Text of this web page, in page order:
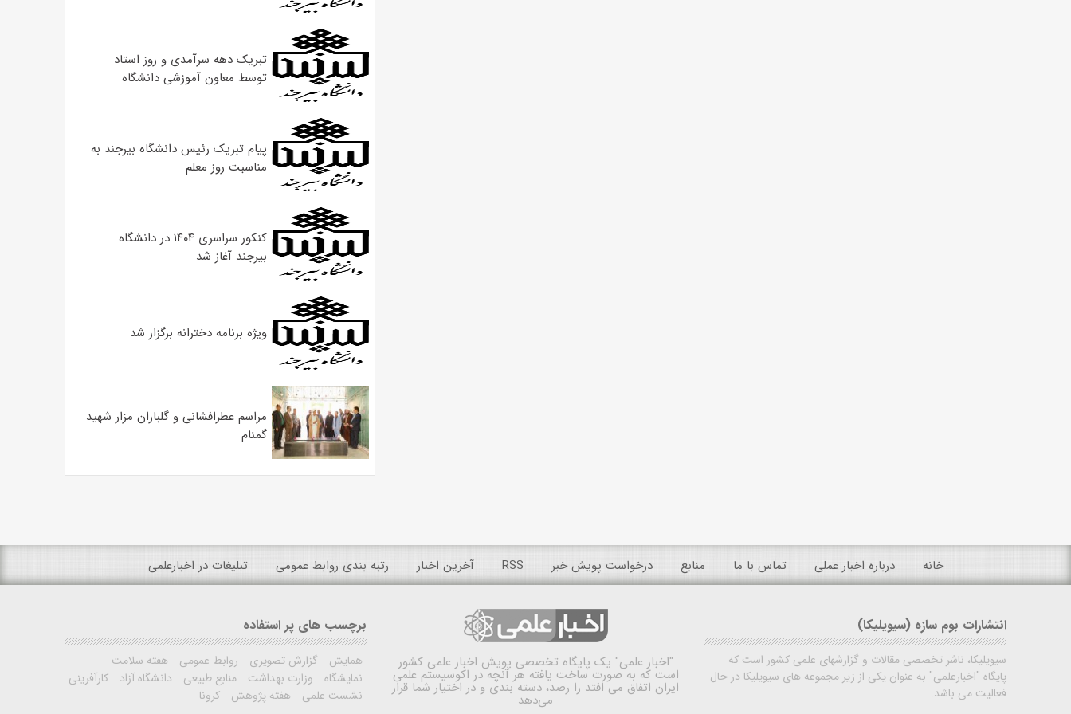
تبریک دهه سرآمدی و روز استاد
توسط معاون آموزشی دانشگاه
پیام تبریک رئیس دانشگاه بیرجند به
مناسبت روز معلم
کنکور سراسری ۱۴۰۴ در دانشگاه
بیرجند آغاز شد
ویژه برنامه دخترانه برگزار شد
مراسم عطرافشانی و گلباران مزار شهید
گمنام
خانه درباره اخبار عملی تماس با ما منابع درخواست پویش خبر RSS آخرین اخبار رتبه بندی روابط عمومی تبلیغات در اخبارعلمی
انتشارات بوم سازه (سیویلیکا)
سیویلیکا، ناشر تخصصی مقالات و گزارشهای علمی کشور است که
پایگاه "اخبارعلمی" به عنوان یکی از زیر مجموعه های سیویلیکا در حال
فعالیت می باشد.
"اخبار علمی" یک پایگاه تخصصی پویش اخبار علمی کشور
است که به صورت ساخت یافته هر آنچه در اکوسیستم علمی
ایران اتفاق می افتد را رصد، دسته بندی و در اختیار شما قرار
می‌دهد
برچسب های پر استفاده
همایش گزارش تصویری روابط عمومی
هفته سلامت
نمایشگاه
وزارت بهداشت منابع طبیعی دانشگاه آزاد
کارآفرینی
نشست علمی
هفته پژوهش کرونا